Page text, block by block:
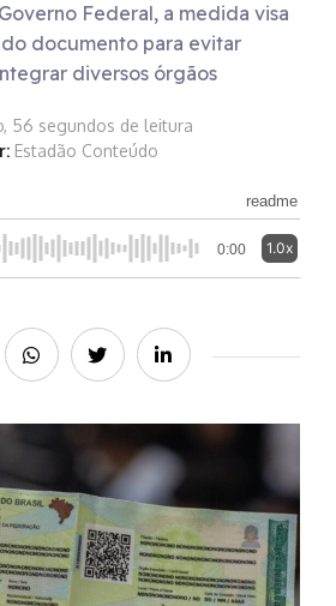
Federal, a medida visa
documento para evitar
diversos órgãos
56 segundos de leitura
Estadão Conteúdo
readme
0:00 1.0x